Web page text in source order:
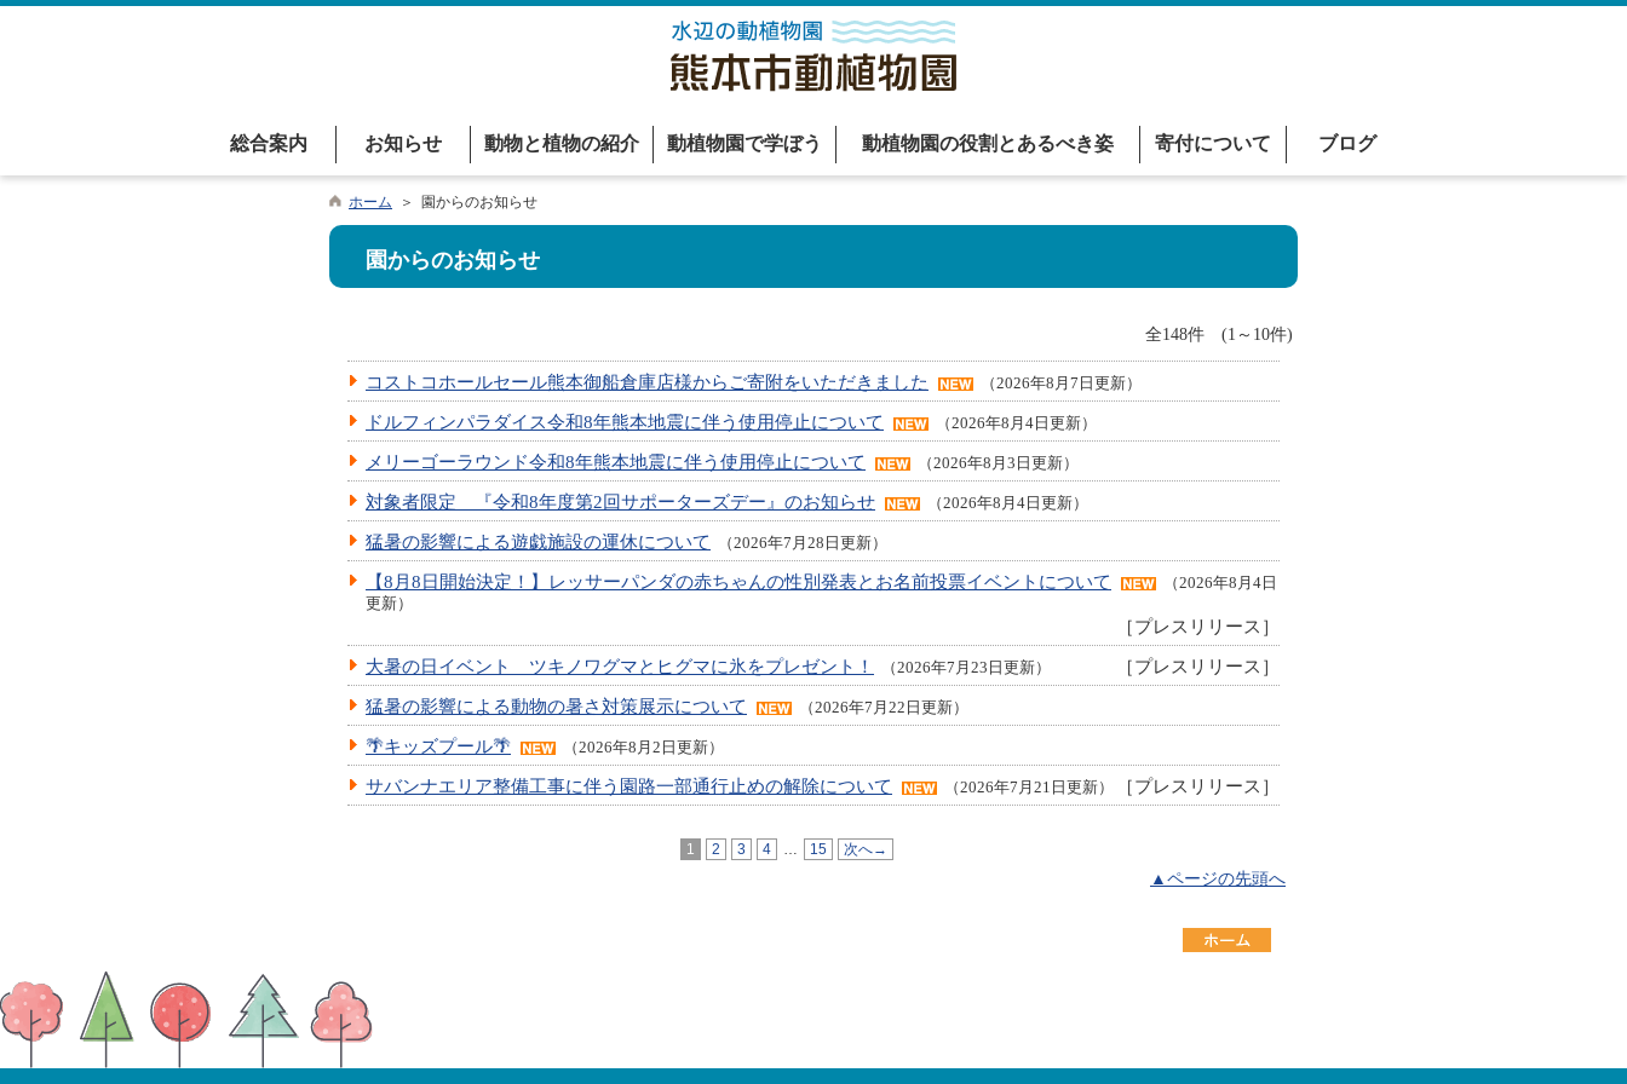
総合案内 お知らせ 動物と植物の紹介 動植物園で学ぼう 動植物園の役割とあるべき姿 寄付について ブログ
ホーム ＞ 園からのお知らせ
園からのお知らせ
全148件 (1～10件)
コストコホールセール熊本御船倉庫店様からご寄附をいただきました （2026年8月7日更新）
ドルフィンパラダイス令和8年熊本地震に伴う使用停止について （2026年8月4日更新）
メリーゴーラウンド令和8年熊本地震に伴う使用停止について （2026年8月3日更新）
対象者限定 『令和8年度第2回サポーターズデー』のお知らせ （2026年8月4日更新）
猛暑の影響による遊戯施設の運休について （2026年7月28日更新）
【8月8日開始決定！】レッサーパンダの赤ちゃんの性別発表とお名前投票イベントについて
（2026年8月4日
更新）
［プレスリリース］
大暑の日イベント ツキノワグマとヒグマに氷をプレゼント！
（2026年7月23日更新）
［プレスリリース］
猛暑の影響による動物の暑さ対策展示について
（2026年7月22日更新）
🌴キッズプール🌴 （2026年8月2日更新）
サバンナエリア整備工事に伴う園路一部通行止めの解除について （2026年7月21日更新） ［プレスリリース］
1 2 3 4 … 15 次へ→
▲ページの先頭へ